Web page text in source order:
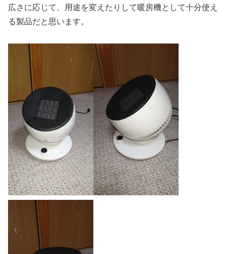
広さに応じて、用途を変えたりして暖房機として十分使え
る製品だと思います。